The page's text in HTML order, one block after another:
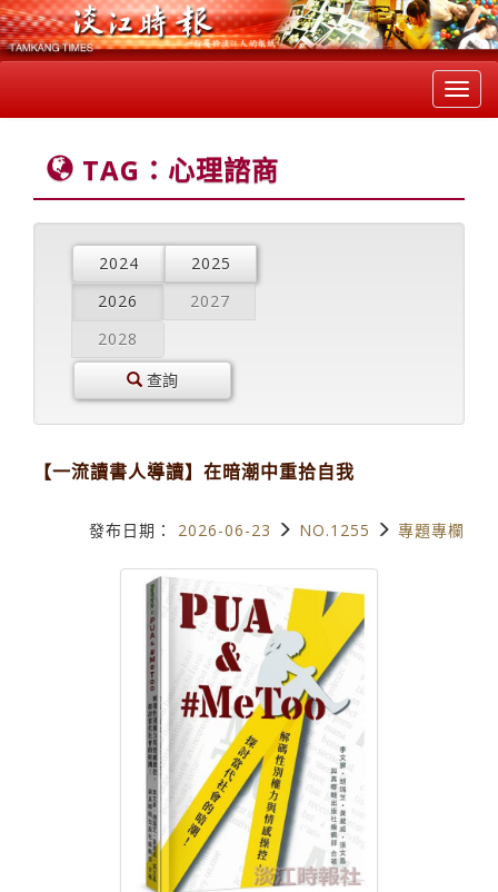
TAG：心理諮商
2024
2025
2026
2027
2028
查詢
【一流讀書人導讀】在暗潮中重拾自我
發布日期： 2026-06-23 NO.1255 專題專欄